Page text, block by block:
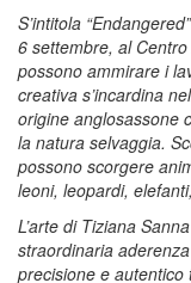
S’intitola
6 settembre, al
possono ammirare i
creativa s’incardina
origine anglosassone
la natura selvaggia.
possono scorgere
leoni, leopardi,
L’arte di Tiziana
straordinaria
precisione e